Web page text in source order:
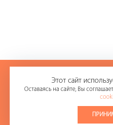
Этот сайт
Оставаясь на сайте, Вы